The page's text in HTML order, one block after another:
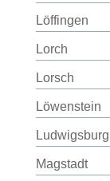
Löffingen
Lorch
Lorsch
Löwenstein
Ludwigsburg
Magstadt